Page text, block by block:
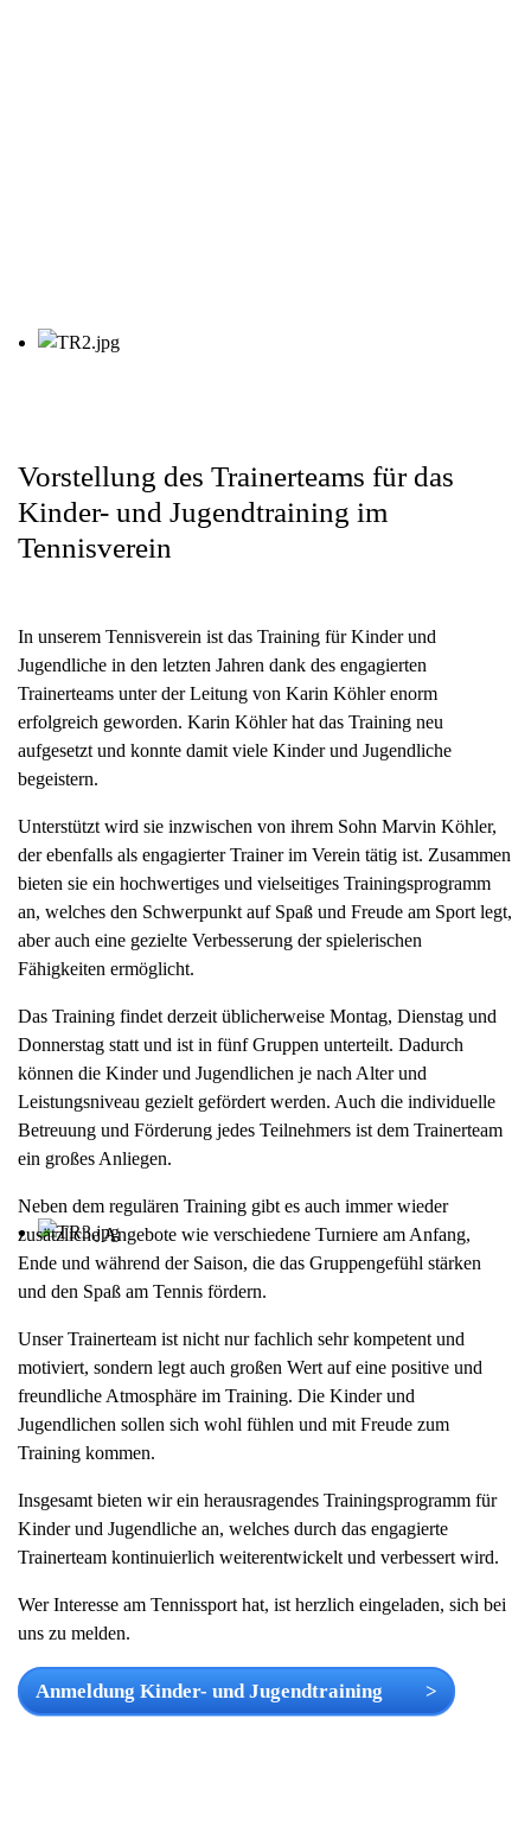
Vorstellung des Trainerteams für das
Kinder- und Jugendtraining im
Tennisverein
In unserem Tennisverein ist das Training für Kinder und
Jugendliche in den letzten Jahren dank des engagierten
Trainerteams unter der Leitung von Karin Köhler enorm
erfolgreich geworden. Karin Köhler hat das Training neu
aufgesetzt und konnte damit viele Kinder und Jugendliche
begeistern.
Unterstützt wird sie inzwischen von ihrem Sohn Marvin Köhler,
der ebenfalls als engagierter Trainer im Verein tätig ist. Zusammen
bieten sie ein hochwertiges und vielseitiges Trainingsprogramm
an, welches den Schwerpunkt auf Spaß und Freude am Sport legt,
aber auch eine gezielte Verbesserung der spielerischen
Fähigkeiten ermöglicht.
Das Training findet derzeit üblicherweise Montag, Dienstag und
Donnerstag statt und ist in fünf Gruppen unterteilt. Dadurch
können die Kinder und Jugendlichen je nach Alter und
Leistungsniveau gezielt gefördert werden. Auch die individuelle
Betreuung und Förderung jedes Teilnehmers ist dem Trainerteam
ein großes Anliegen.
Neben dem regulären Training gibt es auch immer wieder
zusätzliche Angebote wie verschiedene Turniere am Anfang,
Ende und während der Saison, die das Gruppengefühl stärken
und den Spaß am Tennis fördern.
Unser Trainerteam ist nicht nur fachlich sehr kompetent und
motiviert, sondern legt auch großen Wert auf eine positive und
freundliche Atmosphäre im Training. Die Kinder und
Jugendlichen sollen sich wohl fühlen und mit Freude zum
Training kommen.
Insgesamt bieten wir ein herausragendes Trainingsprogramm für
Kinder und Jugendliche an, welches durch das engagierte
Trainerteam kontinuierlich weiterentwickelt und verbessert wird.
Wer Interesse am Tennissport hat, ist herzlich eingeladen, sich bei
uns zu melden.
Anmeldung Kinder- und Jugendtraining >